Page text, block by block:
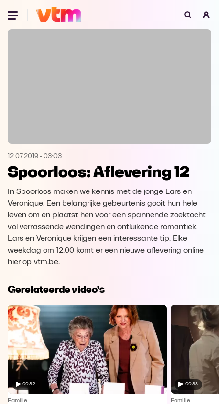
Oeps, browser niet ondersteund
Microsoft Edge Download
Download
12.07.2019 - 03:03
Spoorloos: Aflevering 12
In Spoorloos maken we kennis met de jonge Lars en
Veronique. Een belangrijke gebeurtenis gooit hun hele
leven om en plaatst hen voor een spannende zoektocht
vol verrassende wendingen en ontluikende romantiek.
Lars en Veronique krijgen een interessante tip. Elke
weekdag om 12.00 komt er een nieuwe aflevering online
hier op vtm.be.
Gerelateerde video's
00:32
Familie
00:33
Familie